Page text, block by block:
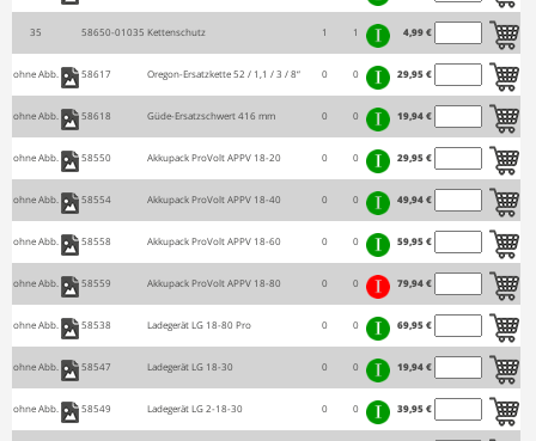
35 58650-01035 Kettenschutz 1 1 4,99 €
ohne Abb. 58617 Oregon-Ersatzkette 52 / 1,1 / 3 / 8“ 0 0 29,95 €
ohne Abb. 58618 Güde-Ersatzschwert 416 mm 0 0 19,94 €
ohne Abb. 58550 Akkupack ProVolt APPV 18-20 0 0 29,95 €
ohne Abb. 58554 Akkupack ProVolt APPV 18-40 0 0 49,94 €
ohne Abb. 58558 Akkupack ProVolt APPV 18-60 0 0 59,95 €
ohne Abb. 58559 Akkupack ProVolt APPV 18-80 0 0 79,94 €
ohne Abb. 58538 Ladegerät LG 18-80 Pro 0 0 69,95 €
ohne Abb. 58547 Ladegerät LG 18-30 0 0 19,94 €
ohne Abb. 58549 Ladegerät LG 2-18-30 0 0 39,95 €